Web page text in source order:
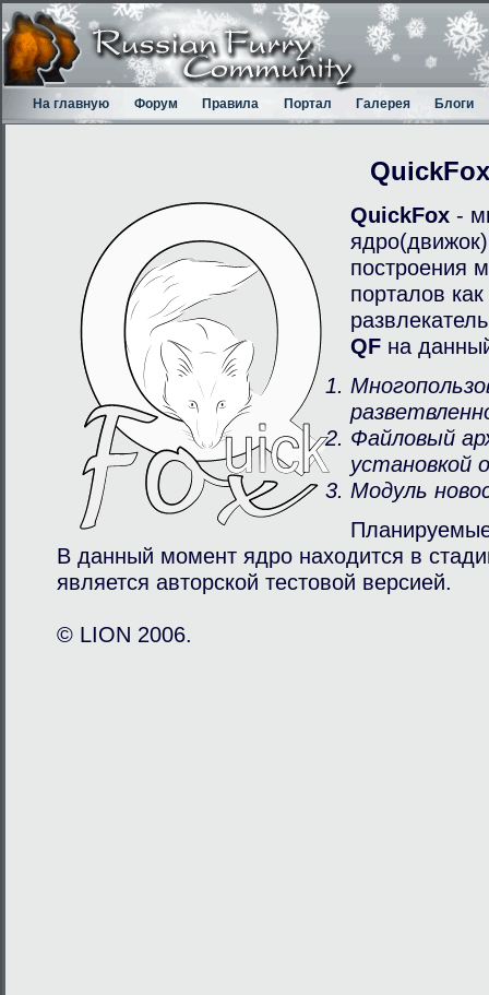
На главную Форум Правила Портал Галерея Блоги
QuickFox
QuickFox -
построения
порталов
QF на
Файловый
установкой
Модуль
В данный момент ядро находится в
является авторcкой тестовой версией.
© LION 2006.